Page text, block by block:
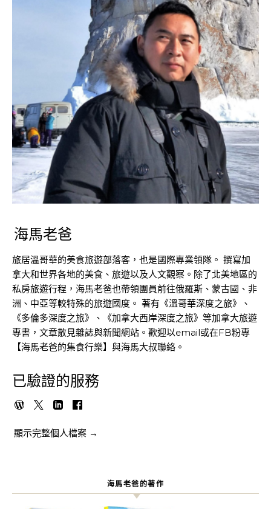
海馬老爸
旅居溫哥華的美食旅遊部落客，也是國際專業領隊。 撰寫加
拿大和世界各地的美食、旅遊以及人文觀察。除了北美地區的
私房旅遊行程，海馬老爸也帶領團員前往俄羅斯、蒙古國、非
洲、中亞等較特殊的旅遊國度。 著有《溫哥華深度之旅》、
《多倫多深度之旅》、《加拿大西岸深度之旅》等加拿大旅遊
專書，文章散見雜誌與新聞網站。歡迎以email或在FB粉專
【海馬老爸的集食行樂】與海馬大叔聯絡。
已驗證的服務
顯示完整個人檔案 →
海馬老爸的著作